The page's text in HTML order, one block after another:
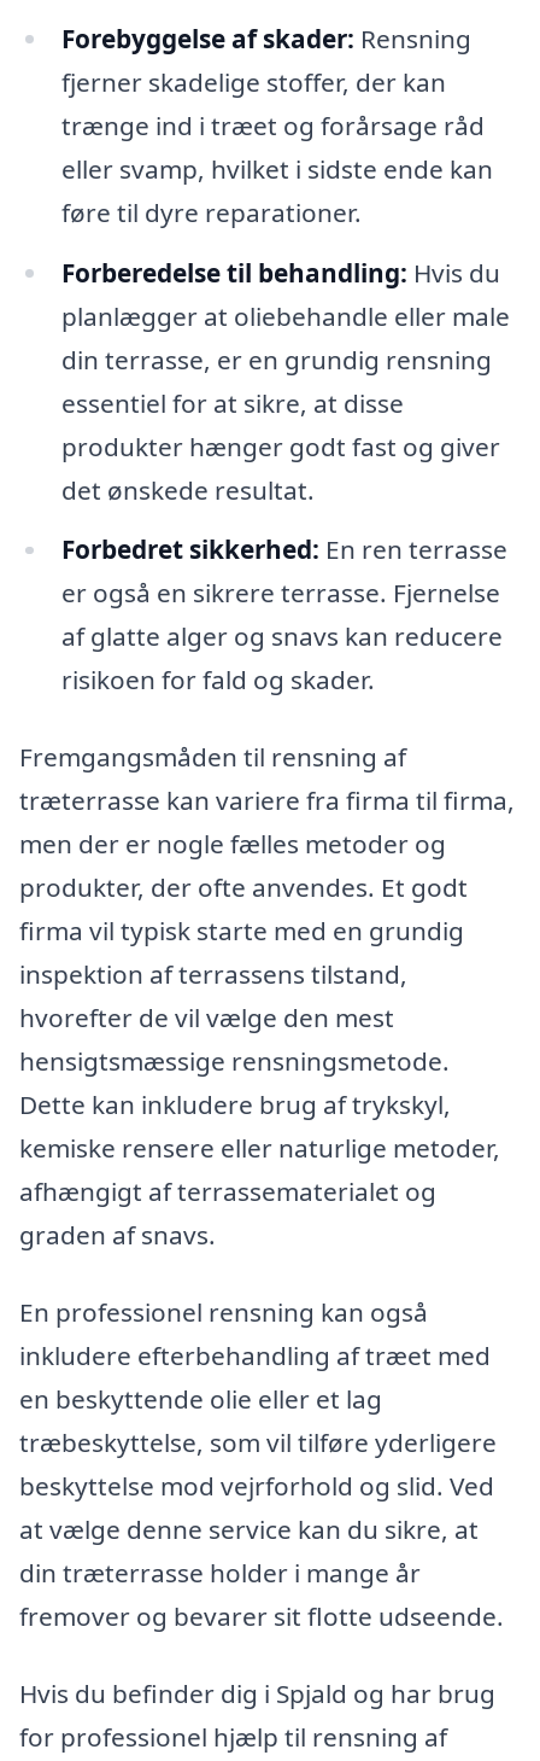
Forebyggelse af skader: Rensning
fjerner skadelige stoffer, der kan
trænge ind i træet og forårsage råd
eller svamp, hvilket i sidste ende kan
føre til dyre reparationer.
Forberedelse til behandling: Hvis du
planlægger at oliebehandle eller male
din terrasse, er en grundig rensning
essentiel for at sikre, at disse
produkter hænger godt fast og giver
det ønskede resultat.
Forbedret sikkerhed: En ren terrasse
er også en sikrere terrasse. Fjernelse
af glatte alger og snavs kan reducere
risikoen for fald og skader.
Fremgangsmåden til rensning af
træterrasse kan variere fra firma til firma,
men der er nogle fælles metoder og
produkter, der ofte anvendes. Et godt
firma vil typisk starte med en grundig
inspektion af terrassens tilstand,
hvorefter de vil vælge den mest
hensigtsmæssige rensningsmetode.
Dette kan inkludere brug af trykskyl,
kemiske rensere eller naturlige metoder,
afhængigt af terrassematerialet og
graden af snavs.
En professionel rensning kan også
inkludere efterbehandling af træet med
en beskyttende olie eller et lag
træbeskyttelse, som vil tilføre yderligere
beskyttelse mod vejrforhold og slid. Ved
at vælge denne service kan du sikre, at
din træterrasse holder i mange år
fremover og bevarer sit flotte udseende.
Hvis du befinder dig i Spjald og har brug
for professionel hjælp til rensning af